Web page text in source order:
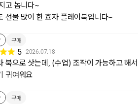
고 놉니다~
선물 많이 한 효자 플레이북입니다~
구매
5 2026.07.18
북으로 삿는데, (수업) 조작이 가능하고 해
귀여워요
구매